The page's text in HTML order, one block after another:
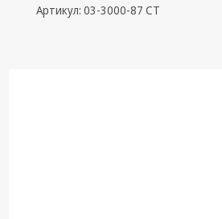
дистанционного
Артикул: 03-3000-87 СТ